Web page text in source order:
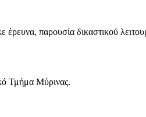
έρευνα, παρουσία δικαστικού
Τμήμα Μύρινας.